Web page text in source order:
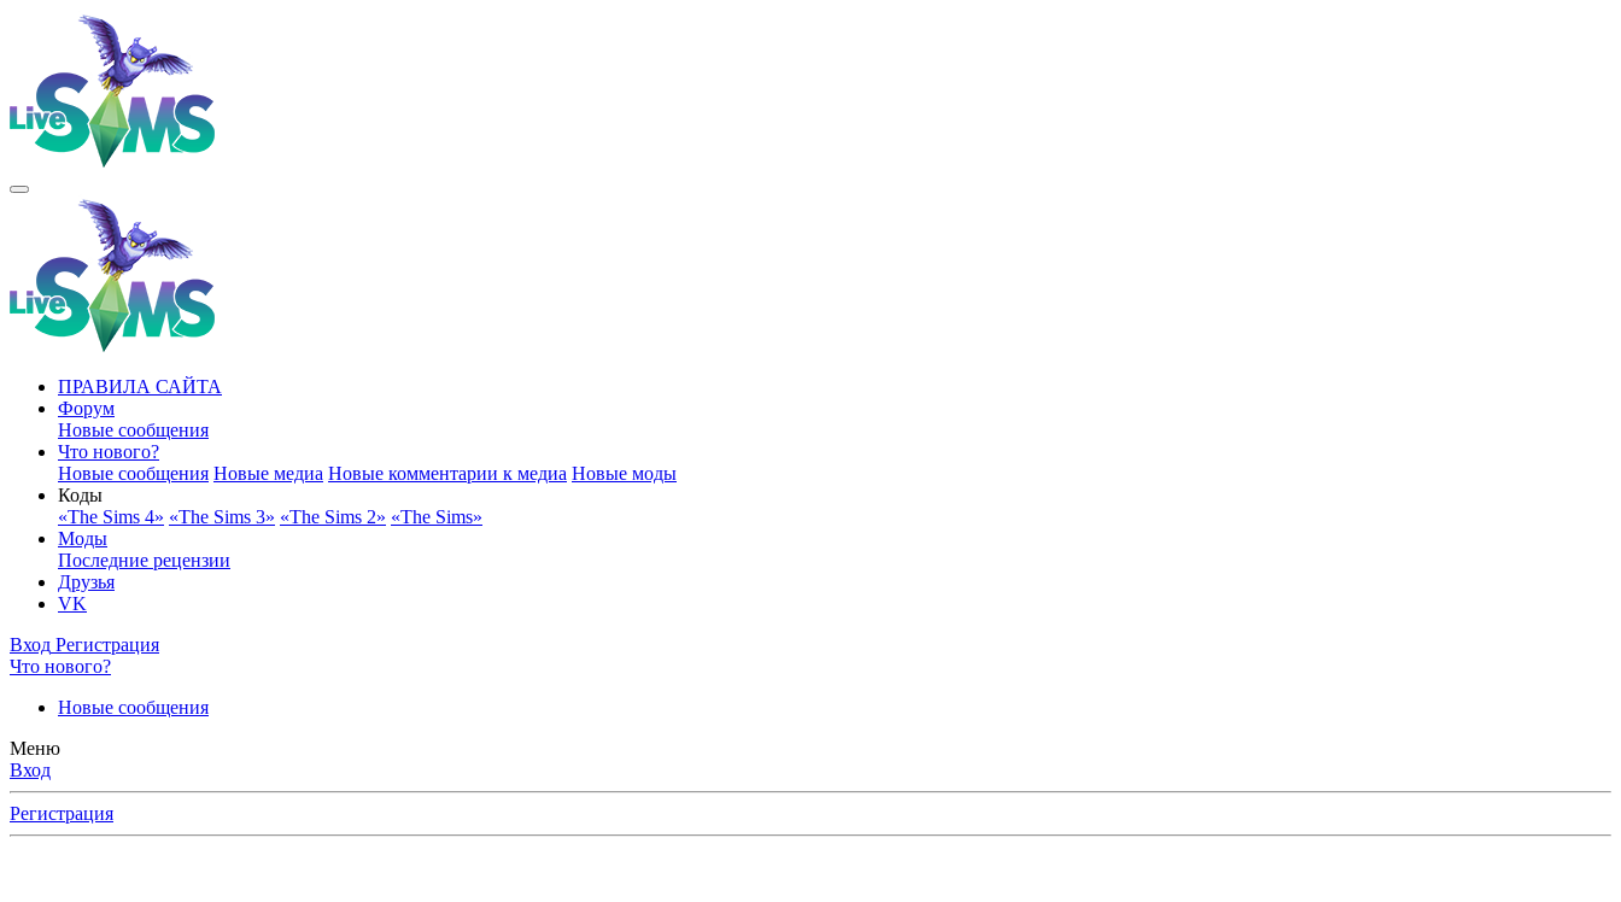
ПРАВИЛА САЙТА
Форум
Новые сообщения
Что нового?
Новые сообщения Новые медиа Новые комментарии к медиа Новые моды
Коды
«The Sims 4» «The Sims 3» «The Sims 2» «The Sims»
Моды
Последние рецензии
Друзья
VK
Вход Регистрация
Что нового?
Новые сообщения
Меню
Вход
Регистрация